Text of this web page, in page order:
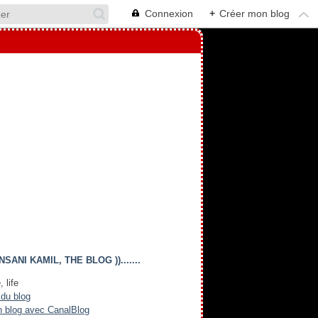
Connexion + Créer mon blog
KAMIL, THE BLOG )).......
life
blog
blog avec CanalBlog